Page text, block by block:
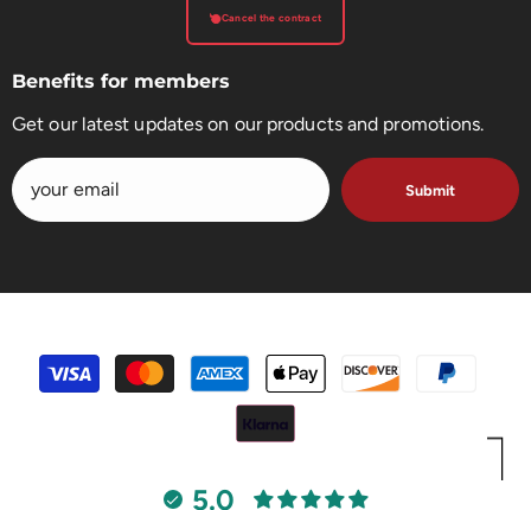
Cancel the contract
Benefits for members
Get our latest updates on our products and promotions.
Submit
payment
methods
5.0